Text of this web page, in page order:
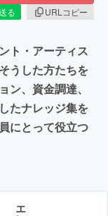
る
URLコピー
ト・アーティス
うした方たちを
、資金調達、
たナレッジ集を
にとって役立つ
エ